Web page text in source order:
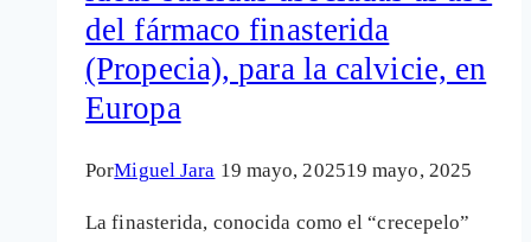
del fármaco finasterida
(Propecia), para la calvicie, en
Europa
PorMiguel Jara 19 mayo, 202519 mayo, 2025
La finasterida, conocida como el “crecepelo”